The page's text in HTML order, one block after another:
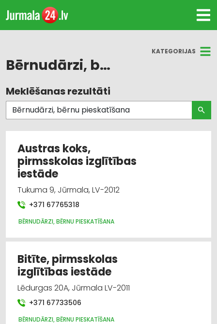
KATEGORIJAS
Bērnudārzi, bērnu pieskatīšana
Visas nozares
Bērnudārzi, bērnu pieskatīšana
nometnes
Medicīniskā palīdzība: rehabilitācija
Bērnu preču tirdzniecība
Bērnu preču vairumtirdzniecība
Izglītība: profesionālā
Izglītība: vispārējā
Sporta organizācijas
Meklēšanas rezultāti
Austras koks,
pirmsskolas izglītības
iestāde
Tukuma 9, Jūrmala, LV-2012
+371 67765318
BĒRNUDĀRZI, BĒRNU PIESKATĪŠANA
Bitīte, pirmsskolas
izglītības iestāde
Lēdurgas 20A, Jūrmala LV-2011
+371 67733506
BĒRNUDĀRZI, BĒRNU PIESKATĪŠANA